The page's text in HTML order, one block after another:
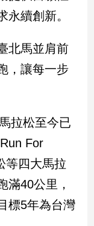
永續創新。
北馬並肩前
，讓每一步
拉松至今已
For
等四大馬拉
滿40公里，
標5年為台灣